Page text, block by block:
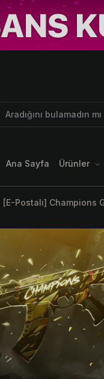
Ana Sayfa Ürünler
[E-Postalı] Champions